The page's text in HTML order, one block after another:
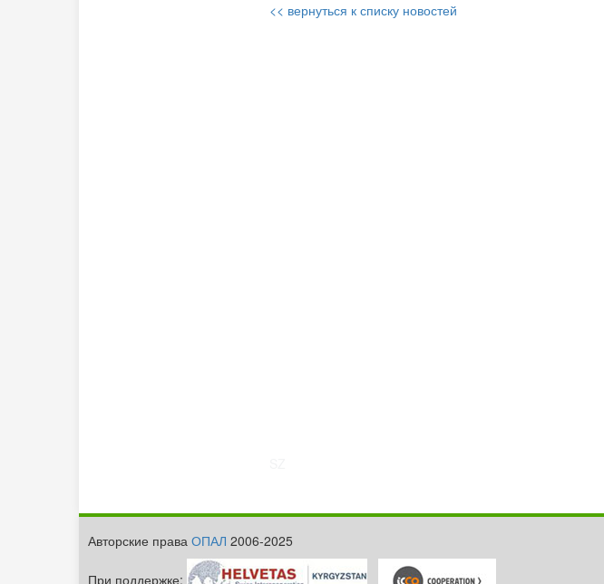
<< вернуться к списку новостей
Авторские права ОПАЛ 2006-2025
При поддержке: